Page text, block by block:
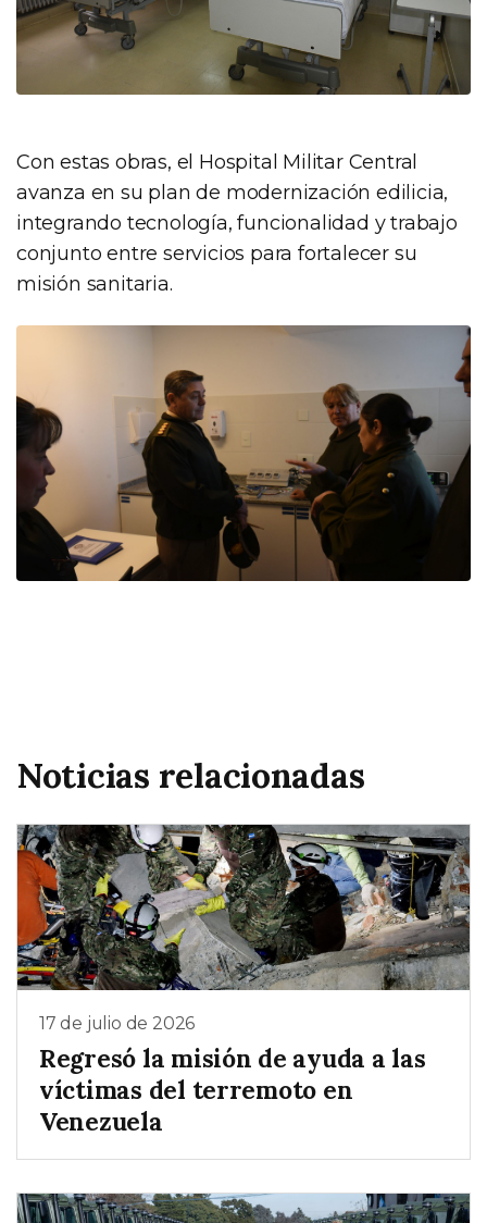
Con estas obras, el Hospital Militar Central
avanza en su plan de modernización edilicia,
integrando tecnología, funcionalidad y trabajo
conjunto entre servicios para fortalecer su
misión sanitaria.
Noticias relacionadas
17 de julio de 2026
Regresó la misión de ayuda a las
víctimas del terremoto en
Venezuela